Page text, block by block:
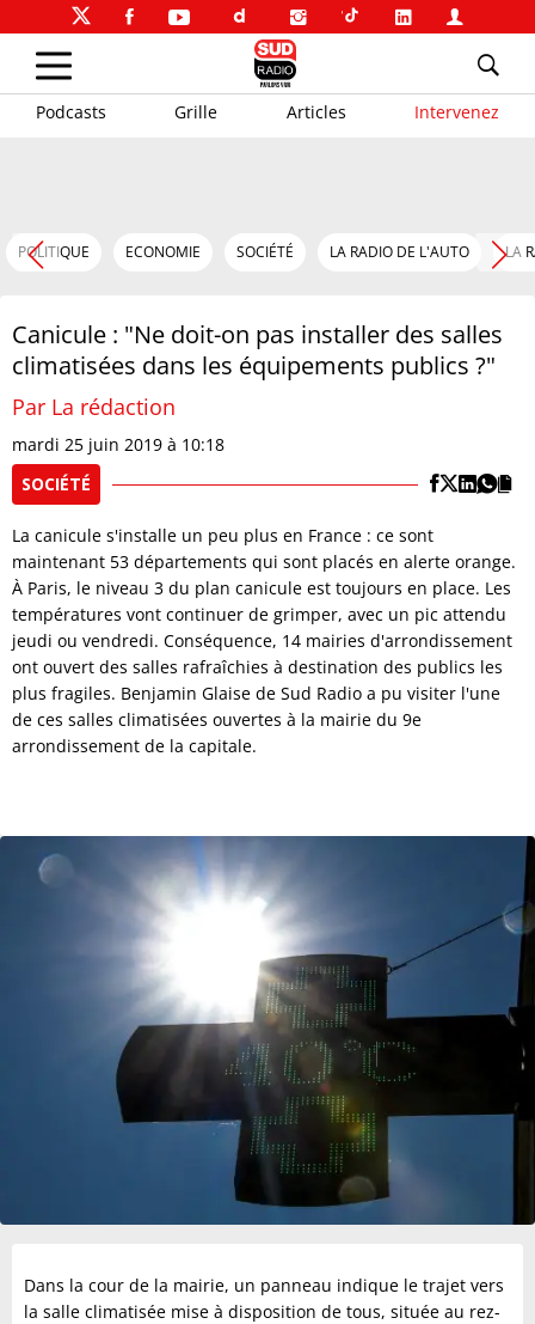
Podcasts Grille Articles Intervenez
POLITIQUE ECONOMIE SOCIÉTÉ LA RADIO DE L'AUTO LA
Canicule : "Ne doit-on pas installer des salles
climatisées dans les équipements publics ?"
Par La rédaction
mardi 25 juin 2019 à 10:18
SOCIÉTÉ
La canicule s'installe un peu plus en France : ce sont
maintenant 53 départements qui sont placés en alerte orange.
À Paris, le niveau 3 du plan canicule est toujours en place. Les
températures vont continuer de grimper, avec un pic attendu
jeudi ou vendredi. Conséquence, 14 mairies d'arrondissement
ont ouvert des salles rafraîchies à destination des publics les
plus fragiles. Benjamin Glaise de Sud Radio a pu visiter l'une
de ces salles climatisées ouvertes à la mairie du 9e
arrondissement de la capitale.
Dans la cour de la mairie, un panneau indique le trajet vers
la salle climatisée mise à disposition de tous, située au rez-